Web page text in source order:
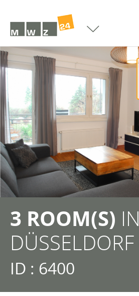
3 ROOM(S) IN
DÜSSELDORF
ID : 6400